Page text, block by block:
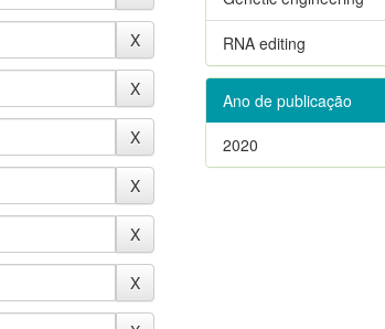
RNA editing
Ano de publicação
2020